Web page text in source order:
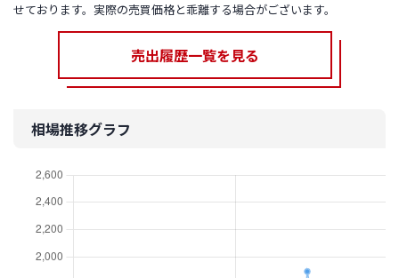
せております。実際の売買価格と乖離する場合がございます。
売出履歴一覧を見る
相場推移グラフ